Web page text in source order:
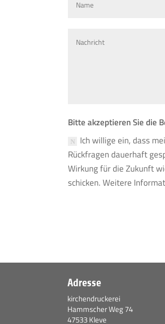
Bitte akzeptieren Sie die
Ich willige ein, dass
Rückfragen dauerhaft
Wirkung für die Zukunft
schicken. Weitere
Adresse
kirchendruckerei
Hammscher Weg 74
47533 Kleve